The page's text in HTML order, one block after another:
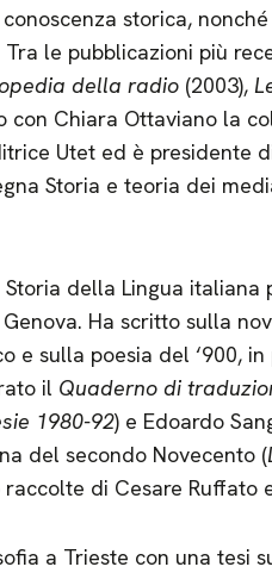
storica,
le pubblicazioni più
della radio(2003),
con Chiara Ottaviano la
Utet ed è presidente
Storia e teoria dei
della Lingua italiana
Ha scritto sulla
e sulla poesia del ‘900,
il Quaderno di
1980-92) e Edoardo
del secondo Novecento (
di Cesare Ruffato
a Trieste con una tesi